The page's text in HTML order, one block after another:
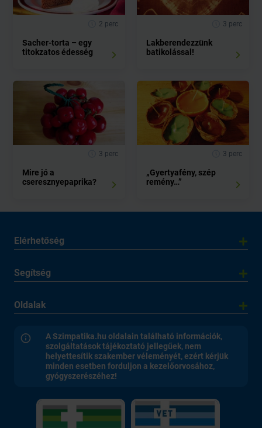
2 perc
Sacher-torta – egy
titokzatos édesség
3 perc
Lakberendezzünk
batikolással!
3 perc
Mire jó a
cseresznyepaprika?
3 perc
„Gyertyafény, szép
remény…”
Elérhetőség
Segítség
Oldalak
A Szimpatika.hu oldalain található információk,
szolgáltatások tájékoztató jellegűek, nem
helyettesítik szakember véleményét, ezért kérjük
minden esetben forduljon a kezelőorvosához,
gyógyszerészéhez!